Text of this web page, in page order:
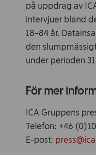
på uppdrag av
intervjuer bland
18–84 år.
den
under perioden
För mer
ICA Gruppens
Telefon: +46 (0)10
E-post: